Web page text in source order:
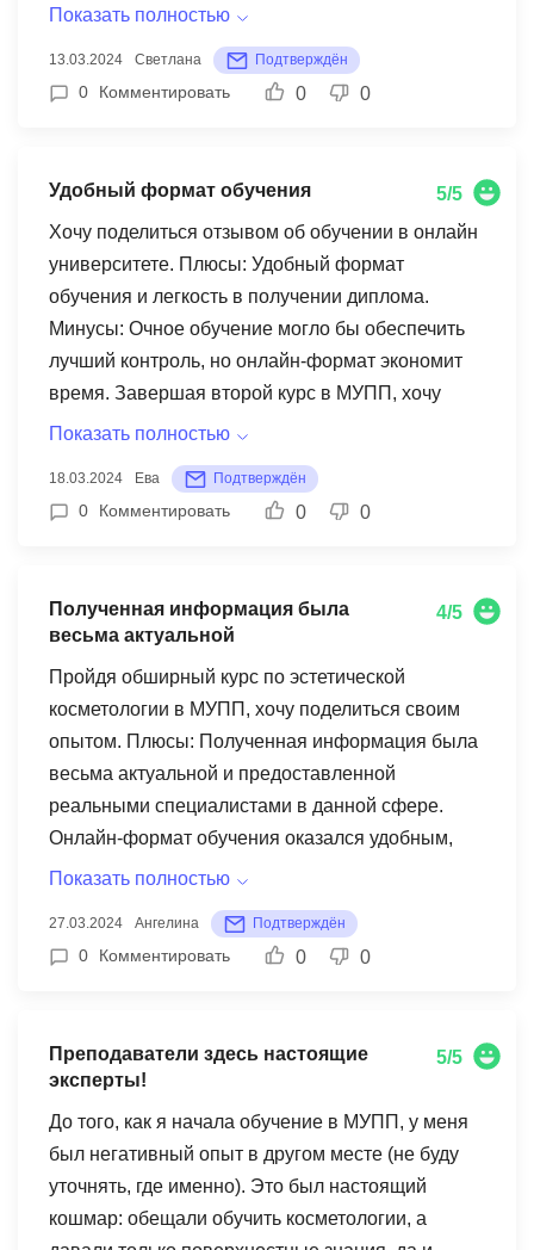
этого — настоящий эталон профессионализма и
что именно отдаешь деньги. Отдельную
благодарность хочу выразить менеджеру по
все грамотно делает, объясняет и помогает.
Преподавательский состав тут под стать
операторам — настоящие специалисты!
Показать полностью
13.03.2024 Светлана Подтверждён
0 Комментировать 0 0
Удобный формат обучения
5/5
Хочу поделиться отзывом об обучении в онлайн
университете. Плюсы: Удобный формат
обучения и легкость в получении диплома.
Минусы: Очное обучение могло бы обеспечить
лучший контроль, но онлайн-формат экономит
время. Завершая второй курс в МУПП, хочу
отметить высокое качество учебных материалов
понимания предмета всегда можно обратиться к
дополнительным источникам.
Показать полностью
18.03.2024 Ева Подтверждён
0 Комментировать 0 0
Полученная информация была
весьма актуальной
4/5
Пройдя обширный курс по эстетической
косметологии в МУПП, хочу поделиться своим
опытом. Плюсы: Полученная информация была
весьма актуальной и предоставленной
реальными специалистами в данной сфере.
Онлайн-формат обучения оказался удобным,
позволив мне начать выполнять заказы уже с
увеличилось количество процедур и клиентов.
Минусы: Отсутствие жесткого графика обучения,
все детали.
Показать полностью
27.03.2024 Ангелина Подтверждён
0 Комментировать 0 0
Преподаватели здесь настоящие
эксперты!
5/5
До того, как я начала обучение в МУПП, у меня
был негативный опыт в другом месте (не буду
уточнять, где именно). Это был настоящий
кошмар: обещали обучить косметологии, а